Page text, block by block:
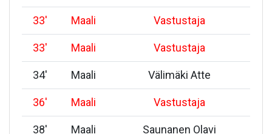
33' Maali Vastustaja
33' Maali Vastustaja
34' Maali Välimäki Atte
36' Maali Vastustaja
38' Maali Saunanen Olavi